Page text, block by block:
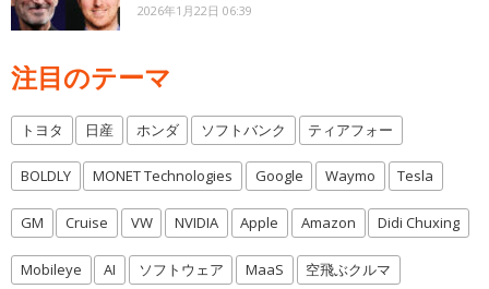
2026年1月22日 06:39
注目のテーマ
トヨタ 日産 ホンダ ソフトバンク ティアフォー
BOLDLY MONET Technologies Google Waymo Tesla
GM Cruise VW NVIDIA Apple Amazon Didi Chuxing
Mobileye AI ソフトウェア MaaS 空飛ぶクルマ